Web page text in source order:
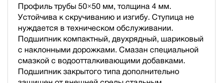
Профиль трубы 50×50 мм, толщина 4 мм.
Устойчива к скручиванию и изгибу. Ступица не
нуждается в техническом обслуживании.
Подшипник компактный, двухрядный, шариковый
с наклонными дорожками. Смазан специальной
смазкой с водоотталкивающими добавками.
Подшипник закрытого типа дополнительно